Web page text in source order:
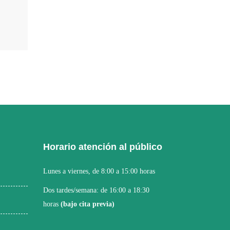
Horario atención al público
Lunes a viernes, de 8:00 a 15:00 horas
Dos tardes/semana: de 16:00 a 18:30
horas (bajo cita previa)